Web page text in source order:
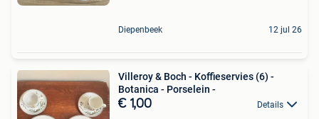
Diepenbeek 12 jul 26
Villeroy & Boch - Koffieservies (6) -
Botanica - Porselein -
€ 1,00 Details